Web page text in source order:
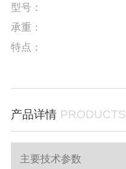
型号：
承重：
特点：
产品详情 PRODUCTS
主要技术参数